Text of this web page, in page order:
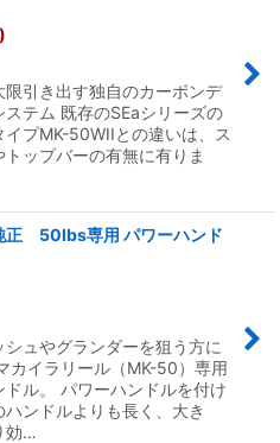
限引き出す独自のカーボンデ
ステム 既存のSEaシリーズの
イプMK-50WIIとの違いは、ス
ップバーの有無に有りま
正 50lbs専用 パワーハンド
ュやグランダーを狙う方に
カイラリール（MK-50）専用
ル。 パワーハンドルを付け
ンドルよりも長く、大き
効…